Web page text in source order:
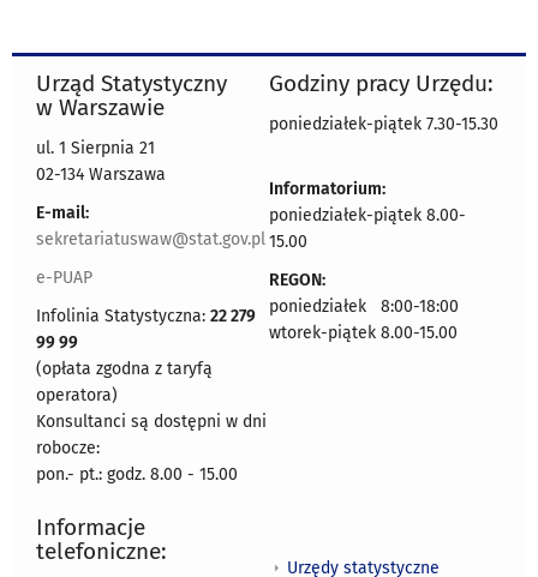
Urząd Statystyczny
w Warszawie
ul. 1 Sierpnia 21
02-134 Warszawa
E-mail:
sekretariatuswaw@stat.gov.pl
e-PUAP
Infolinia Statystyczna: 22 279
99 99
(opłata zgodna z taryfą
operatora)
Konsultanci są dostępni w dni
robocze:
pon.- pt.: godz. 8.00 - 15.00
Godziny pracy Urzędu:
poniedziałek-piątek 7.30-15.30
Informatorium:
poniedziałek-piątek 8.00-
15.00
REGON:
poniedziałek 8:00-18:00
wtorek-piątek 8.00-15.00
Informacje
telefoniczne:
Urzędy statystyczne